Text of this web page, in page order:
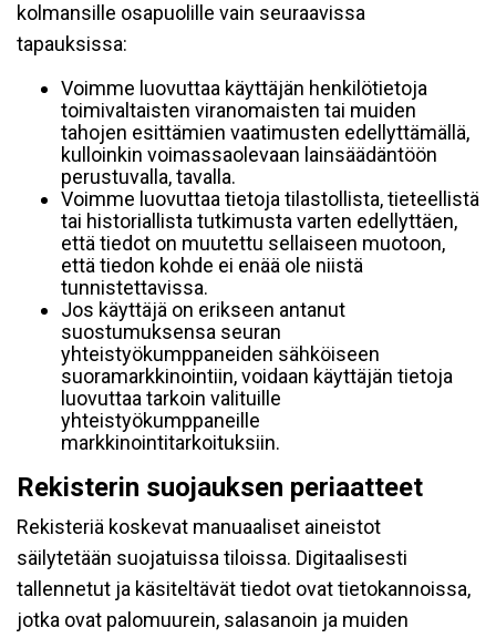
kolmansille osapuolille vain seuraavissa
tapauksissa:
Voimme luovuttaa käyttäjän henkilötietoja
toimivaltaisten viranomaisten tai muiden
tahojen esittämien vaatimusten edellyttämällä,
kulloinkin voimassaolevaan lainsäädäntöön
perustuvalla, tavalla.
Voimme luovuttaa tietoja tilastollista, tieteellistä
tai historiallista tutkimusta varten edellyttäen,
että tiedot on muutettu sellaiseen muotoon,
että tiedon kohde ei enää ole niistä
tunnistettavissa.
Jos käyttäjä on erikseen antanut
suostumuksensa seuran
yhteistyökumppaneiden sähköiseen
suoramarkkinointiin, voidaan käyttäjän tietoja
luovuttaa tarkoin valituille
yhteistyökumppaneille
markkinointitarkoituksiin.
Rekisterin suojauksen periaatteet
Rekisteriä koskevat manuaaliset aineistot
säilytetään suojatuissa tiloissa. Digitaalisesti
tallennetut ja käsiteltävät tiedot ovat tietokannoissa,
jotka ovat palomuurein, salasanoin ja muiden